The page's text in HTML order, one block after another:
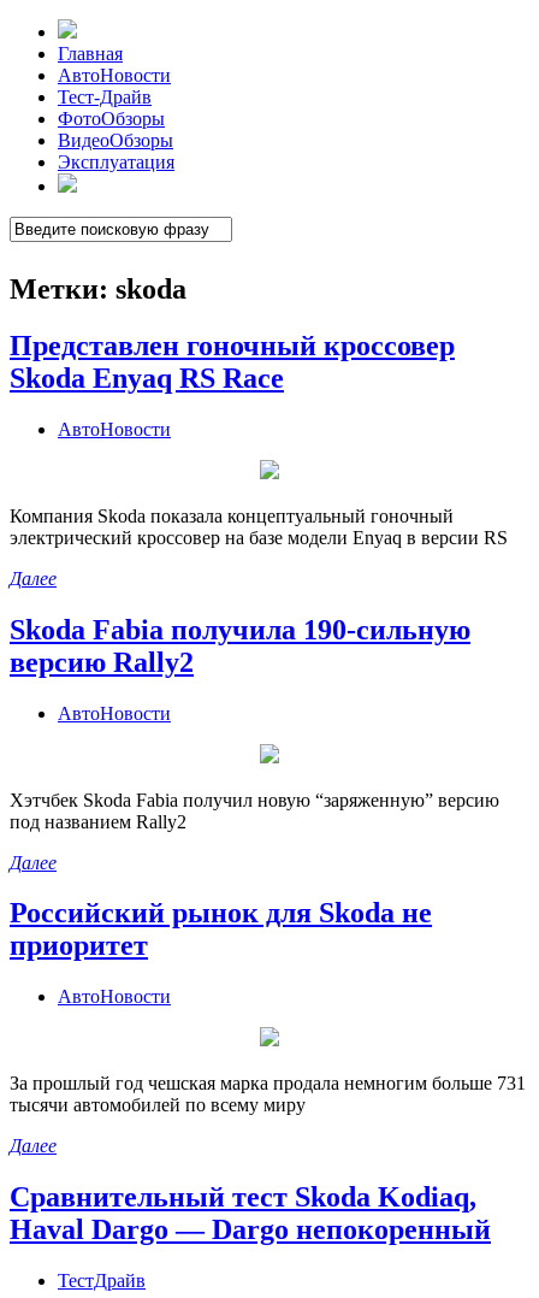
Главная
АвтоНовости
Тест-Драйв
ФотоОбзоры
ВидеоОбзоры
Эксплуатация
Метки: skoda
Представлен гоночный кроссовер
Skoda Enyaq RS Race
АвтоНовости
Компания Skoda показала концептуальный гоночный
электрический кроссовер на базе модели Enyaq в версии RS
Далее
Skoda Fabia получила 190-сильную
версию Rally2
АвтоНовости
Хэтчбек Skoda Fabia получил новую “заряженную” версию
под названием Rally2
Далее
Российский рынок для Skoda не
приоритет
АвтоНовости
За прошлый год чешская марка продала немногим больше 731
тысячи автомобилей по всему миру
Далее
Сравнительный тест Skoda Kodiaq,
Haval Dargo — Dargo непокоренный
ТестДрайв